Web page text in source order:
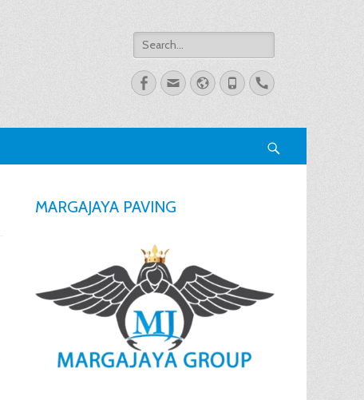
Search
for:
Facebook
EmailWebsite
PhoneHandset
MARGAJAYA PAVING